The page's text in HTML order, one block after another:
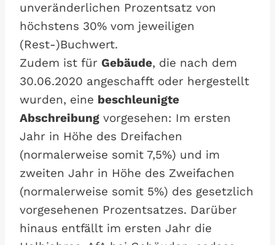
unveränderlichen Prozentsatz von
höchstens 30% vom jeweiligen
(Rest-)Buchwert.
Zudem ist für Gebäude, die nach dem
30.06.2020 angeschafft oder hergestellt
wurden, eine beschleunigte
Abschreibung vorgesehen: Im ersten
Jahr in Höhe des Dreifachen
(normalerweise somit 7,5%) und im
zweiten Jahr in Höhe des Zweifachen
(normalerweise somit 5%) des gesetzlich
vorgesehenen Prozentsatzes. Darüber
hinaus entfällt im ersten Jahr die